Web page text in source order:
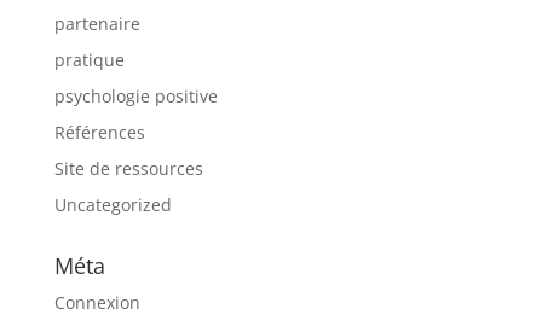
partenaire
pratique
psychologie positive
Références
Site de ressources
Uncategorized
Méta
Connexion